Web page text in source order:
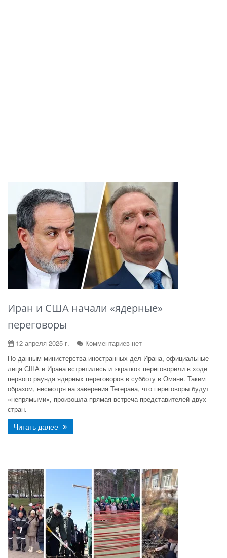
Иран и США начали «ядерные»
переговоры
12 апреля 2025 г.
Комментариев нет
По данным министерства иностранных дел Ирана, официальные
лица США и Ирана встретились и «кратко» переговорили в ходе
первого раунда ядерных переговоров в субботу в Омане. Таким
образом, несмотря на заверения Тегерана, что переговоры будут
«непрямыми», произошла прямая встреча представителей двух
стран.
Читать далее